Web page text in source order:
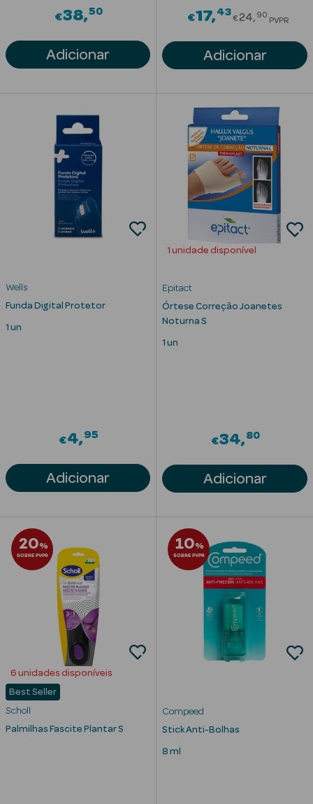
Ver Tudo
Solares
Criança
Rosto e
Ver Tudo
Cosmética
Rosto
Hidratantes
€38 50
Adicionar
€17 43Price
€24 90
PVPR
Adicionar
Wells
Funda Digital Protetor
1 un
€4 95
Adicionar
1 unidade disponível
Epitact
Órtese Correção Joanetes
Noturna S
1 un
€34 80
Adicionar
20%
SOBRE PVPR
6 unidades disponíveis
Best Seller
Scholl
Palmilhas Fascite Plantar S
10%
SOBRE PVPR
Compeed
Stick Anti-Bolhas
8 ml